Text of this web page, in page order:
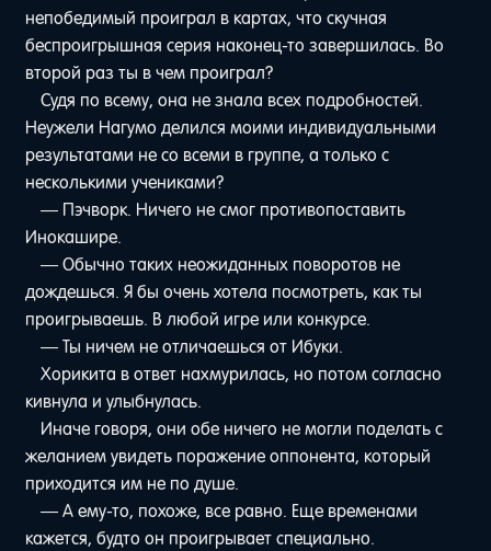
непобедимый проиграл в картах, что скучная
беспроигрышная серия наконец-то завершилась. Во
второй раз ты в чем проиграл?
Судя по всему, она не знала всех подробностей.
Неужели Нагумо делился моими индивидуальными
результатами не со всеми в группе, а только с
несколькими учениками?
— Пэчворк. Ничего не смог противопоставить
Инокашире.
— Обычно таких неожиданных поворотов не
дождешься. Я бы очень хотела посмотреть, как ты
проигрываешь. В любой игре или конкурсе.
— Ты ничем не отличаешься от Ибуки.
Хорикита в ответ нахмурилась, но потом согласно
кивнула и улыбнулась.
Иначе говоря, они обе ничего не могли поделать с
желанием увидеть поражение оппонента, который
приходится им не по душе.
— А ему-то, похоже, все равно. Еще временами
кажется, будто он проигрывает специально.